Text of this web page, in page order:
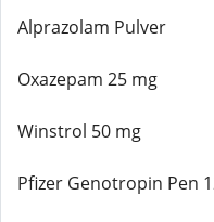
Alprazolam Pulver
Oxazepam 25 mg
Winstrol 50 mg
Pfizer Genotropin Pen